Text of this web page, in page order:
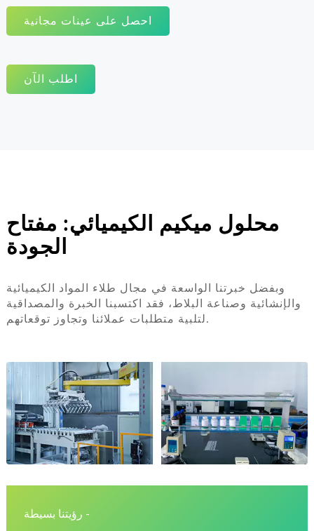
احصل على عينات مجانية
اطلب الآن
محلول ميكيم الكيميائي: مفتاح
الجودة
وبفضل خبرتنا الواسعة في مجال طلاء المواد الكيميائية
والإنشائية وصناعة البلاط، فقد اكتسبنا الخبرة والمصداقية
لتلبية متطلبات عملائنا وتجاوز توقعاتهم.
رؤيتنا بسيطة -